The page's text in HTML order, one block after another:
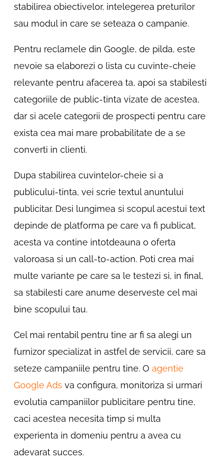
stabilirea obiectivelor, intelegerea preturilor
sau modul in care se seteaza o campanie.
Pentru reclamele din Google, de pilda, este
nevoie sa elaborezi o lista cu cuvinte-cheie
relevante pentru afacerea ta, apoi sa stabilesti
categoriile de public-tinta vizate de acestea,
dar si acele categorii de prospecti pentru care
exista cea mai mare probabilitate de a se
converti in clienti.
Dupa stabilirea cuvintelor-cheie si a
publicului-tinta, vei scrie textul anuntului
publicitar. Desi lungimea si scopul acestui text
depinde de platforma pe care va fi publicat,
acesta va contine intotdeauna o oferta
valoroasa si un call-to-action. Poti crea mai
multe variante pe care sa le testezi si, in final,
sa stabilesti care anume deserveste cel mai
bine scopului tau.
Cel mai rentabil pentru tine ar fi sa alegi un
furnizor specializat in astfel de servicii, care sa
seteze campaniile pentru tine. Oagentie
Google Ads va configura, monitoriza si urmari
evolutia campaniilor publicitare pentru tine,
caci acestea necesita timp si multa
experienta in domeniu pentru a avea cu
adevarat succes.